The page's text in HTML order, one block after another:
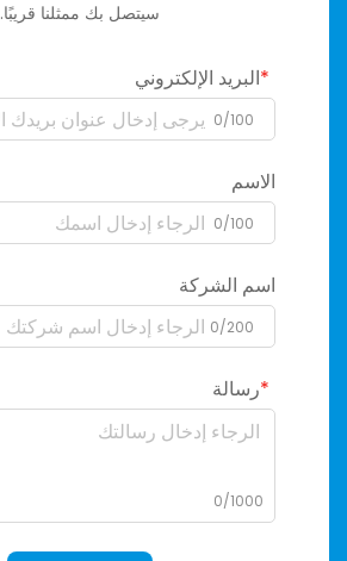
سيتصل بك ممثلنا قريبًا.
البريد الإلكتروني
0/100
الاسم
0/100
اسم الشركة
0/200
رسالة
0/1000